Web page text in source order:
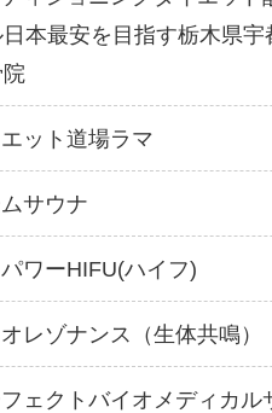
本最安を目指す栃木県宇
ット道場ラマ
ムサウナ
ワーHIFU(ハイフ)
レゾナンス（生体共鳴）
ェクトバイオメディカル